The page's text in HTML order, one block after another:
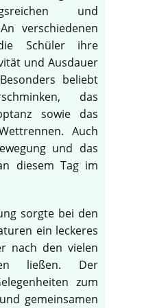
und
verschiedenen
Schüler ihre
und Ausdauer
beliebt
das
sowie das
Auch
und das
diesem Tag im
sorgte bei den
ein leckeres
nach den vielen
ließen. Der
zum
gemeinsamen